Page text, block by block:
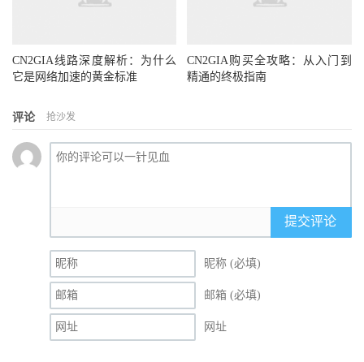
CN2GIA线路深度解析：为什么
它是网络加速的黄金标准
CN2GIA购买全攻略：从入门到
精通的终极指南
评论 抢沙发
提交评论
昵称 (必填)
邮箱 (必填)
网址